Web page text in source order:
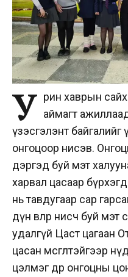
У рин хаврын
аймагт
үзэсгэлэнт
онгоцоор нисэв.
дэргэд буй мэт
харвал цасаар
нь тавдугаар сар
дүн өвлөөр нисч буй мэт
удалгүй Цаст цагаан
цасан өмсгөлтэйгээр
цэлмэг өдөр онгоцны